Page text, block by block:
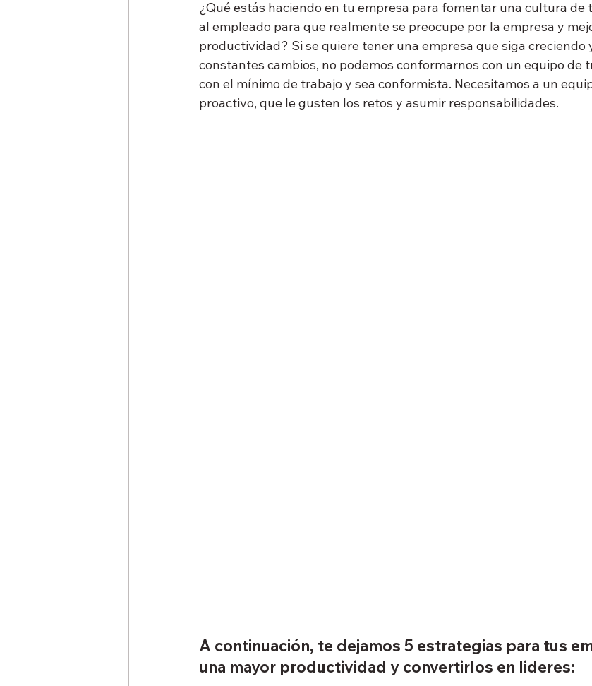
¿Qué estás haciendo en tu empresa para fomentar una cultura de
al empleado para que realmente se preocupe por la empresa y
productividad? Si se quiere tener una empresa que siga creciendo
constantes cambios, no podemos conformarnos con un equipo de
con el mínimo de trabajo y sea conformista. Necesitamos a un
proactivo, que le gusten los retos y asumir responsabilidades.
A continuación, te dejamos 5 estrategias para tus
una mayor productividad y convertirlos en lideres: